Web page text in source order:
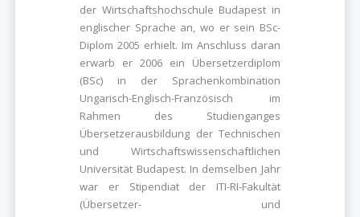
der Wirtschaftshochschule Budapest in
englischer Sprache an, wo er sein BSc-
Diplom 2005 erhielt. Im Anschluss daran
erwarb er 2006 ein Übersetzerdiplom
(BSc) in der Sprachenkombination
Ungarisch-Englisch-Französisch im
Rahmen des Studienganges
Übersetzerausbildung der Technischen
und Wirtschaftswissenschaftlichen
Universität Budapest. In demselben Jahr
war er Stipendiat der ITI-RI-Fakultät
(Übersetzer- und